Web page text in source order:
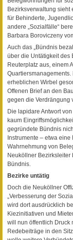
Bezirksverwaltung sieht
für Behinderte,
andere „Sozialfälle“
Barbara Boroviczeny
Auch das „Bündnis
über die Untätigkeit des
Reuterplatz aus, einem
erheblichen Wirbel
Offenen Brief an den
gegen die Verdrängung
Die lapidare Antwort
kaum
gegründete Bündnis
Instrumente – etwa
Wahrnehmung von
Neuköllner Bezirksleiter
Bündnis.
Bezirke untätig
Doch die Neuköllner
„Verbesserung der
wird dort ausdrücklich
Kiezinitiativen und
will nun öffentlich Druck
Redebeiträge in den